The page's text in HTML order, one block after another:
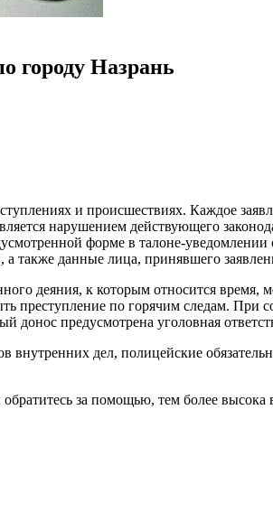
городу Назрань
и происшествиях. Каждое
нарушением действующего
форме в талоне-
также данные лица, принявшего
деяния, к которым относится
преступление по горячим следам. При
предусмотрена уголовная
дел, полицейские
за помощью, тем более высока